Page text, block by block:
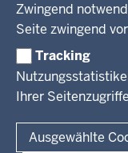
Zwingend
Seite zwingend
Tracking
Ihrer
Ausgewählte
Fußzeile
Impressum